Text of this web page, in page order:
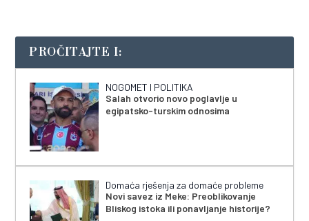
PROČITAJTE I:
NOGOMET I POLITIKA
Salah otvorio novo poglavlje u
egipatsko-turskim odnosima
Domaća rješenja za domaće probleme
Novi savez iz Meke: Preoblikovanje
Bliskog istoka ili ponavljanje historije?